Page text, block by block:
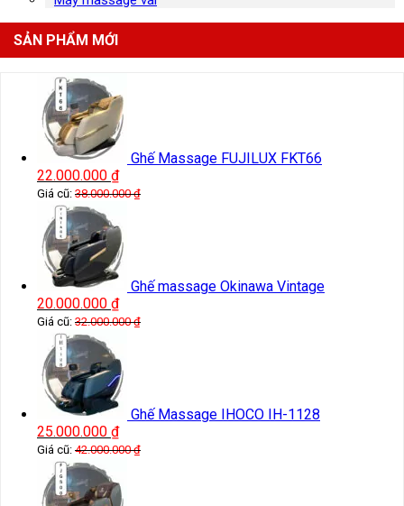
SẢN PHẨM MỚI
Ghế Massage FUJILUX FKT66
22.000.000 ₫
Giá cũ: 38.000.000₫
Ghế massage Okinawa Vintage
20.000.000 ₫
Giá cũ: 32.000.000₫
Ghế Massage IHOCO IH-1128
25.000.000 ₫
Giá cũ: 42.000.000₫